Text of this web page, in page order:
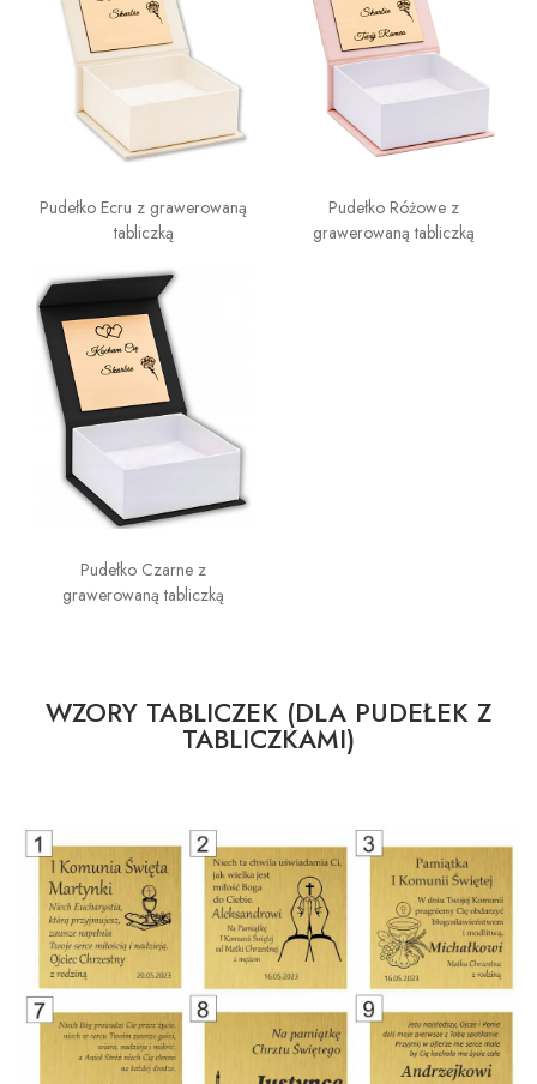
Pudełko Ecru z grawerowaną
tabliczką
Pudełko Różowe z
grawerowaną tabliczką
Pudełko Czarne z
grawerowaną tabliczką
WZORY TABLICZEK (DLA PUDEŁEK Z
TABLICZKAMI)